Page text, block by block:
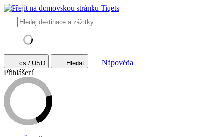
cs / USD Hledat
Nápověda
Přihlášení